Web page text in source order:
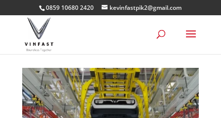
0859 10680 2420 kevinfastpik2@gmail.com